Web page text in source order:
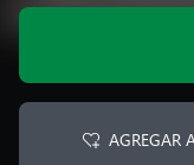
AGREGAR